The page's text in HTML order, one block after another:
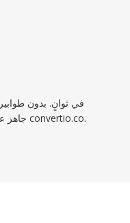
مستند Word جاهز على الفور تقريبًا على convertio.co.